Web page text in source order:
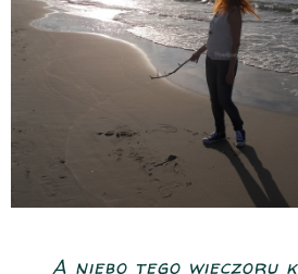
A niebo tego wieczoru